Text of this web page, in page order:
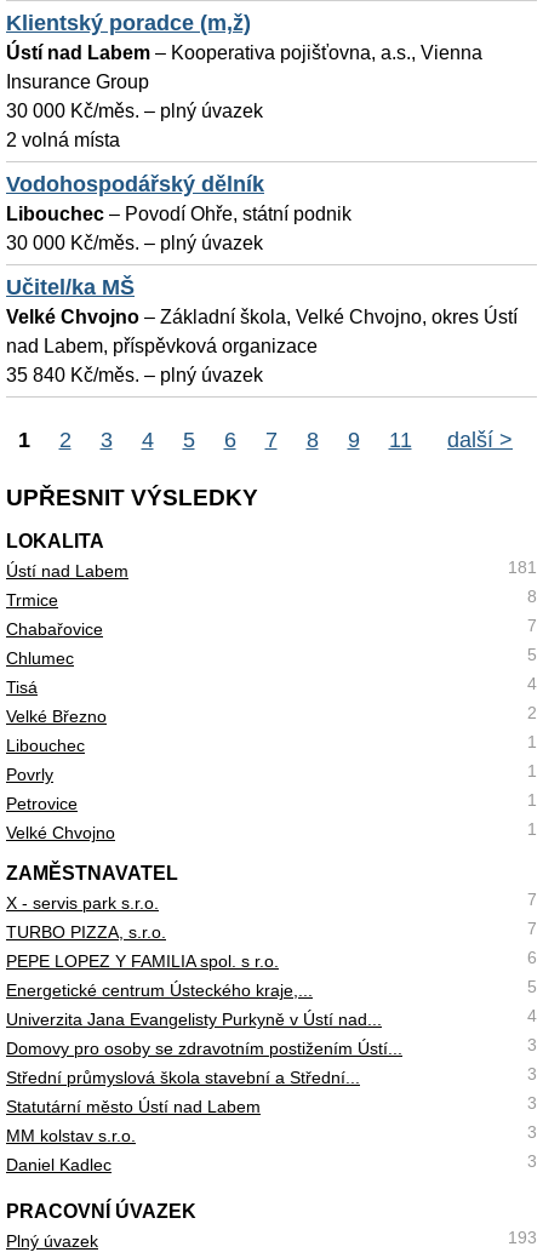
Klientský poradce (m,ž)
Ústí nad Labem – Kooperativa pojišťovna, a.s., Vienna
Insurance Group
30 000 Kč/měs. – plný úvazek
2 volná místa
Vodohospodářský dělník
Libouchec – Povodí Ohře, státní podnik
30 000 Kč/měs. – plný úvazek
Učitel/ka MŠ
Velké Chvojno – Základní škola, Velké Chvojno, okres Ústí
nad Labem, příspěvková organizace
35 840 Kč/měs. – plný úvazek
1 2 3 4 5 6 7 8 9 11 další >
UPŘESNIT VÝSLEDKY
LOKALITA
Ústí nad Labem
181
Trmice
8
Chabařovice
7
Chlumec
5
Tisá
4
Velké Březno
2
Libouchec
1
Povrly
1
Petrovice
1
Velké Chvojno
1
ZAMĚSTNAVATEL
X - servis park s.r.o.
7
TURBO PIZZA, s.r.o.
7
PEPE LOPEZ Y FAMILIA spol. s r.o.
6
Energetické centrum Ústeckého kraje,...
5
Univerzita Jana Evangelisty Purkyně v Ústí nad...
4
Domovy pro osoby se zdravotním postižením Ústí...
3
Střední průmyslová škola stavební a Střední...
3
Statutární město Ústí nad Labem
3
MM kolstav s.r.o.
3
Daniel Kadlec
3
PRACOVNÍ ÚVAZEK
Plný úvazek
193